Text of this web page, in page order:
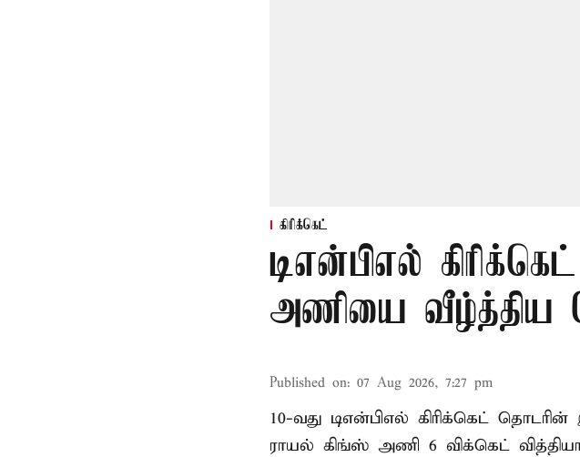
கிரிக்கெட்
டிஎன்பிஎல்
அணியை வீழ்த்திய
Published on: 07 Aug 2026, 7:27 pm
10-வது டிஎன்பிஎல் கிரிக்கெட்
ராயல் கிங்ஸ் அணி 6 விக்கெட்